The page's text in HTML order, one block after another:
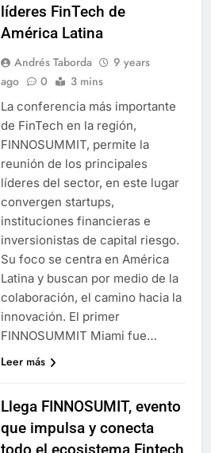
líderes FinTech de
América Latina
Andrés Taborda
9 years
ago
0 3 mins
La conferencia más importante
de FinTech en la región,
FINNOSUMMIT, permite la
reunión de los principales
líderes del sector, en este lugar
convergen startups,
instituciones financieras e
inversionistas de capital riesgo.
Su foco se centra en América
Latina y buscan por medio de la
colaboración, el camino hacia la
innovación. El primer
FINNOSUMMIT Miami fue…
Leer más
Llega FINNOSUMIT, evento
que impulsa y conecta
todo el ecosistema Fintech